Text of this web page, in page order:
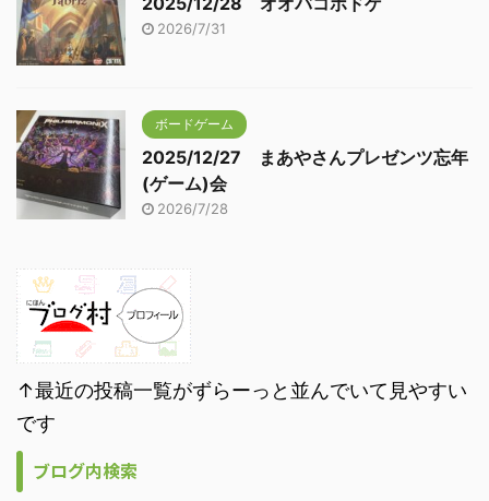
2026/7/31
ボードゲーム
2025/12/27 まあやさんプレゼンツ忘年
(ゲーム)会
2026/7/28
↑最近の投稿一覧がずらーっと並んでいて見やすい
です
ブログ内検索